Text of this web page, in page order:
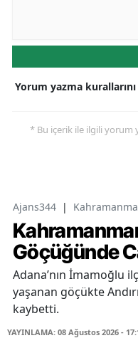
Yorum yazma kurallarını
* Bu içerik ile ilgili yorum
Ajans344 |
Göçüğünde
Adana’nın İmamoğlu
yaşanan göçükte
kaybetti.
YAYINLAMA: 08 Ağustos 2026 -